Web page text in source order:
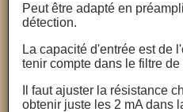
Peut être adapté en
détection.
La capacité d'entrée est de
tenir compte dans le filtre de
Il faut ajuster la résistance
obtenir juste les 2 mA dans